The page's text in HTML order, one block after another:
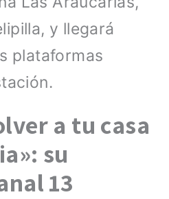
y llegará
plataformas
a tu casa
su
13